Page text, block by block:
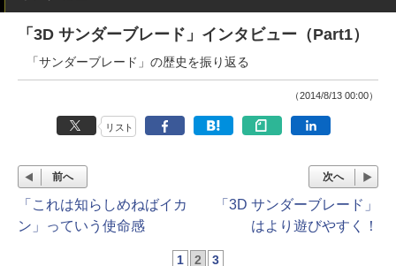
「3D サンダーブレード」インタビュー（Part1）
「サンダーブレード」の歴史を振り返る
（2014/8/13 00:00）
リスト
前へ
「これは知らしめねばイカ
ン」っていう使命感
次へ
「3D サンダーブレード」
はより遊びやすく！
1 2 3